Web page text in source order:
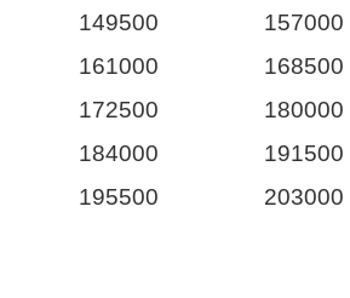
149500 157000
161000 168500
172500 180000
184000 191500
195500 203000